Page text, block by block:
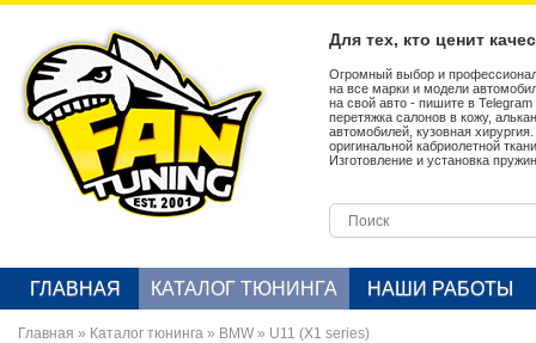
Для тех, кто ценит
Огромный выбор и
на все марки и модели
на свой авто - пишите в
перетяжка салонов в кожу,
автомобилей, кузовная
оригинальной кабриолетной
Изготовление и установка
ГЛАВНАЯ КАТАЛОГ ТЮНИНГА НАШИ РАБОТЫ
Главная » Каталог тюнинга » BMW » U11 (X1 series)